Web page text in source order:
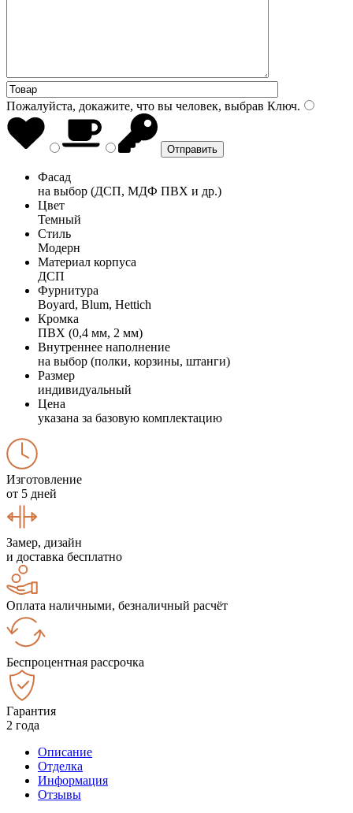
Пожалуйста, докажите, что вы человек, выбрав Ключ.
Фасад
на выбор (ДСП, МДФ ПВХ и др.)
Цвет
Темный
Стиль
Модерн
Материал корпуса
ДСП
Фурнитура
Boyard, Blum, Hettich
Кромка
ПВХ (0,4 мм, 2 мм)
Внутреннее наполнение
на выбор (полки, корзины, штанги)
Размер
индивидуальный
Цена
указана за базовую комплектацию
Изготовление
от 5 дней
Замер, дизайн
и доставка бесплатно
Оплата наличными, безналичный расчёт
Беспроцентная рассрочка
Гарантия
2 года
Описание
Отделка
Информация
Отзывы